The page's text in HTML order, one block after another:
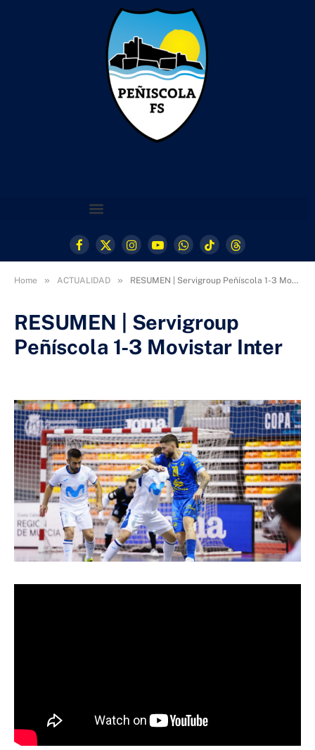
Facebook
X
(Twitter)
Instagram
YouTubeWhatsApp
TikTokThreads
Home » ACTUALIDAD » RESUMEN | Servigroup Peñíscola 1-3 Movistar Inter
RESUMEN | Servigroup
Peñíscola 1-3 Movistar Inter